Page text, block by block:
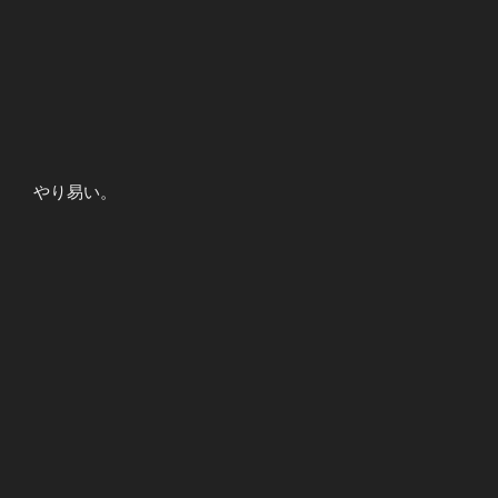
やり易い。